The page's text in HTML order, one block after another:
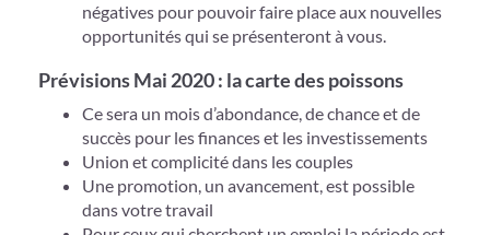
négatives pour pouvoir faire place aux nouvelles
opportunités qui se présenteront à vous.
Prévisions Mai 2020 : la carte des poissons
Ce sera un mois d’abondance, de chance et de
succès pour les finances et les investissements
Union et complicité dans les couples
Une promotion, un avancement, est possible
dans votre travail